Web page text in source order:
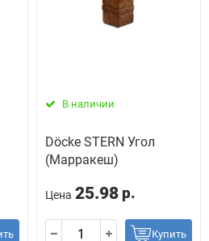
В наличии
Döcke STERN Угол
(Марракеш)
Цена 25.98 р.
Купить